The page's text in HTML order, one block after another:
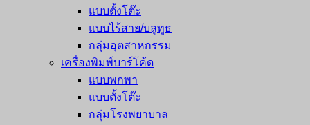
แบบตั้งโต๊ะ
แบบไร้สาย/บลูทูธ
กลุ่มอุตสาหกรรม
เครื่องพิมพ์บาร์โค้ด
แบบพกพา
แบบตั้งโต๊ะ
กลุ่มโรงพยาบาล